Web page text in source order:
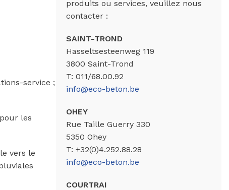
service ;
les
vers le
produits ou services, veuillez nous
contacter :
SAINT-TROND
Hasseltsesteenweg 119
3800 Saint-Trond
T: 011/68.00.92
info@eco-beton.be
OHEY
Rue Taille Guerry 330
5350 Ohey
T: +32(0)4.252.88.28
info@eco-beton.be
COURTRAI